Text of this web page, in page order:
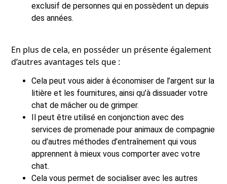
exclusif de personnes qui en possèdent un depuis
des années.
En plus de cela, en posséder un présente également
d’autres avantages tels que :
Cela peut vous aider à économiser de l’argent sur la
litière et les fournitures, ainsi qu’à dissuader votre
chat de mâcher ou de grimper.
Il peut être utilisé en conjonction avec des
services de promenade pour animaux de compagnie
ou d’autres méthodes d’entraînement qui vous
apprennent à mieux vous comporter avec votre
chat.
Cela vous permet de socialiser avec les autres